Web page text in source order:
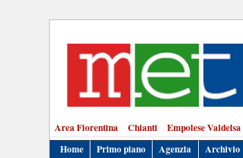
Area Fiorentina Chianti Empolese Valdelsa
Home
Primo piano Agenzia Archivio